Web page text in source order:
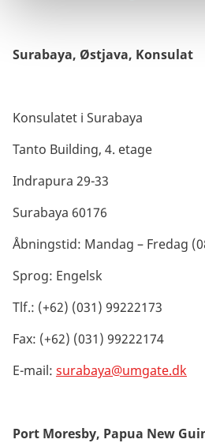
Surabaya, Østjava, Konsulat
Konsulatet i Surabaya
Tanto Building, 4. etage
Indrapura 29-33
Surabaya 60176
Åbningstid: Mandag – Fredag
Sprog: Engelsk
Tlf.: (+62) (031) 99222173
Fax: (+62) (031) 99222174
E-mail: surabaya@umgate.dk
Port Moresby, Papua New